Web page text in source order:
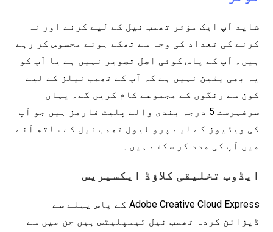
شاید آپ ایک مؤثر تھمب نیل کے لیے کرنے اور نہ
کرنے کی تعداد کی وجہ سے تھکے ہوئے محسوس کر رہے
ہیں۔ آپ کے پاس کوئی اصل تصویر نہیں ہے یا آپ کو
یہ بھی یقین نہیں ہے کہ آپ کے تھمب نیلز کے لیے
کون سے رنگوں کے مجموعے کام کریں گے۔ یہاں
سرفہرست 5 درجہ بندی والے پلیٹ فارمز ہیں جو آپ
کی ویڈیوز کے لیے پرو لیول تھمب نیل کے ساتھ آنے
میں آپ کی مدد کر سکتے ہیں۔
ایڈوب تخلیقی کلاؤڈ ایکسپریس
Adobe Creative Cloud Express کے پاس پہلے سے
ڈیزائن کردہ تھمب نیل ٹیمپلیٹس ہیں جن میں سے